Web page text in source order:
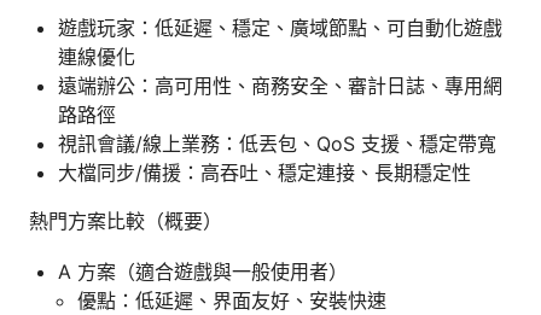
遊戲玩家：低延遲、穩定、廣域節點、可自動化遊戲
連線優化
遠端辦公：高可用性、商務安全、審計日誌、專用網
路路徑
視訊會議/線上業務：低丟包、QoS 支援、穩定帶寬
大檔同步/備援：高吞吐、穩定連接、長期穩定性
熱門方案比較（概要）
A 方案（適合遊戲與一般使用者）
優點：低延遲、界面友好、安裝快速